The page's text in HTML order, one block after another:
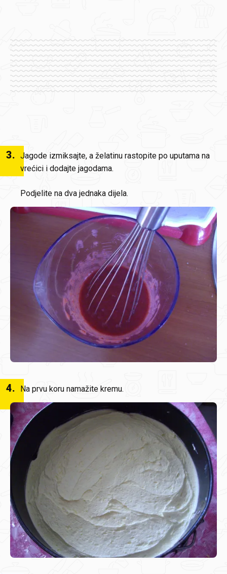
3. Jagode izmiksajte, a želatinu rastopite po uputama na
vrećici i dodajte jagodama.
Podjelite na dva jednaka dijela.
4. Na prvu koru namažite kremu.